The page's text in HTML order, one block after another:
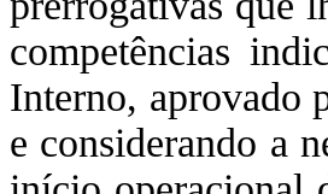
competências
Interno, aprovado
e considerando a